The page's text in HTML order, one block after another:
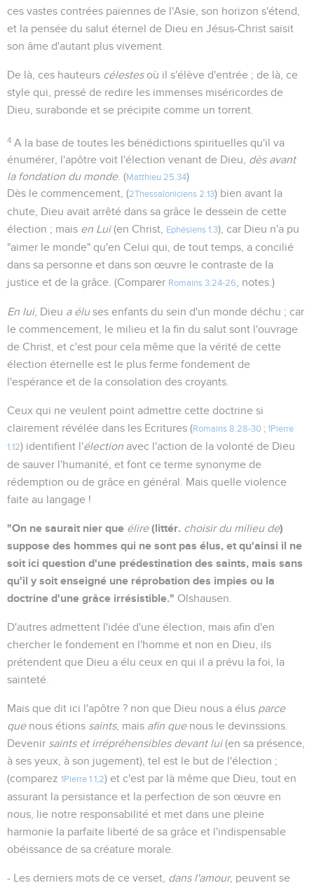
ces vastes contrées païennes de l'Asie, son horizon s'étend,
et la pensée du salut éternel de Dieu en Jésus-Christ saisit
son âme d'autant plus vivement.
De là, ces hauteurs célestesoù il s'élève d'entrée ; de là, ce
style qui, pressé de redire les immenses miséricordes de
Dieu, surabonde et se précipite comme un torrent.
4 A la base de toutes les bénédictions spirituelles qu'il va
énumérer, l'apôtre voit l'élection venant de Dieu, dès avant
la fondation du monde. (Matthieu 25.34)
Dès le commencement, (2Thessaloniciens 2.13) bien avant la
chute, Dieu avait arrêté dans sa grâce le dessein de cette
élection ; mais en Lui(en Christ, Ephésiens 1.3), car Dieu n'a pu
"aimer le monde" qu'en Celui qui, de tout temps, a concilié
dans sa personne et dans son œuvre le contraste de la
justice et de la grâce. (Comparer Romains 3.24-26 , notes.)
En lui, Dieu a éluses enfants du sein d'un monde déchu ; car
le commencement, le milieu et la fin du salut sont l'ouvrage
de Christ, et c'est pour cela même que la vérité de cette
élection éternelle est le plus ferme fondement de
l'espérance et de la consolation des croyants.
Ceux qui ne veulent point admettre cette doctrine si
clairement révélée dans les Ecritures (Romains 8.28-30 ; 1Pierre
1.12) identifient l'élection avec l'action de la volonté de Dieu
de sauver l'humanité, et font ce terme synonyme de
rédemption ou de grâce en général. Mais quelle violence
faite au langage !
"On ne saurait nier que élire (littér. choisir du milieu de)
suppose des hommes qui ne sont pas élus, et qu'ainsi il ne
soit ici question d'une prédestination des saints, mais sans
qu'il y soit enseigné une réprobation des impies ou la
doctrine d'une grâce irrésistible." Olshausen.
D'autres admettent l'idée d'une élection, mais afin d'en
chercher le fondement en l'homme et non en Dieu, ils
prétendent que Dieu a élu ceux en qui il a prévu la foi, la
sainteté.
Mais que dit ici l'apôtre ? non que Dieu nous a élus parce
quenous étions saints, mais afin quenous le devinssions.
Devenir saints et irrépréhensibles devant lui(en sa présence,
à ses yeux, à son jugement), tel est le but de l'élection ;
(comparez 1Pierre 1.1,2) et c'est par là même que Dieu, tout en
assurant la persistance et la perfection de son œuvre en
nous, lie notre responsabilité et met dans une pleine
harmonie la parfaite liberté de sa grâce et l'indispensable
obéissance de sa créature morale.
- Les derniers mots de ce verset, dans l'amour, peuvent se